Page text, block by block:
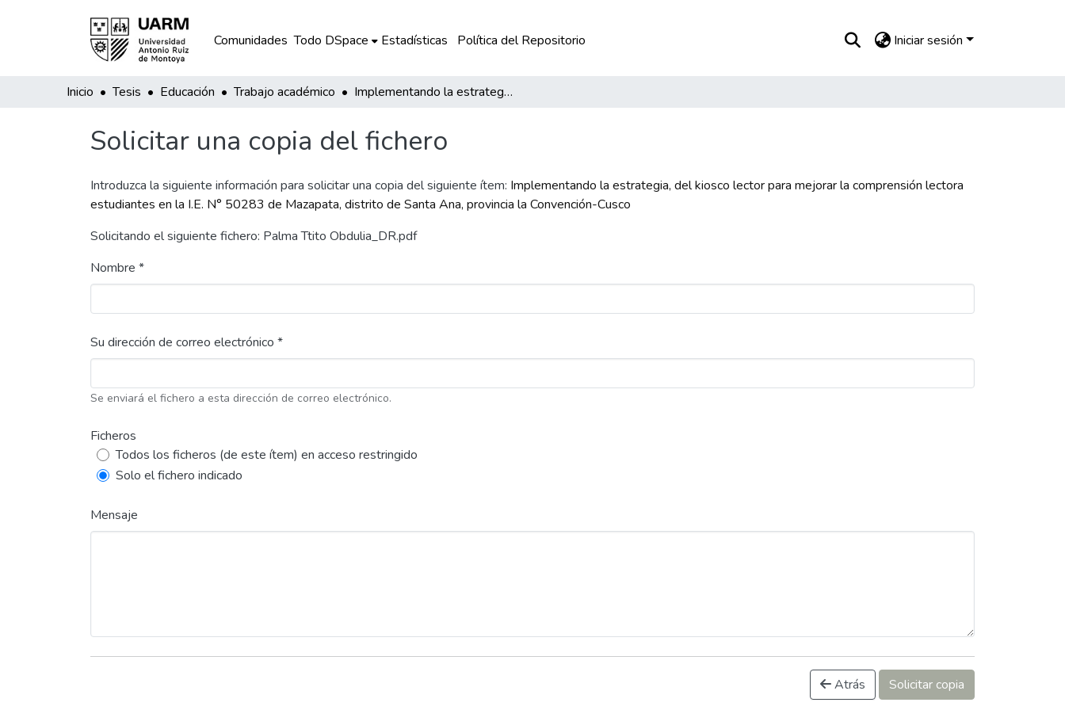
Comunidades Todo DSpace Estadísticas Política del Repositorio Iniciar sesión
Inicio Tesis Educación Trabajo académico Implementando la estrategia, del kiosco lector para mejorar la comprensión lectora estudiantes en la I.E. N° 50283 de Mazapata, distrito de Santa Ana, provincia la Convención-Cusco
Solicitar una copia del fichero
Introduzca la siguiente información para solicitar una copia del siguiente ítem: Implementando la estrategia, del kiosco lector para mejorar la comprensión lectora
estudiantes en la I.E. N° 50283 de Mazapata, distrito de Santa Ana, provincia la Convención-Cusco
Solicitando el siguiente fichero: Palma Ttito Obdulia_DR.pdf
Nombre *
Su dirección de correo electrónico *
Se enviará el fichero a esta dirección de correo electrónico.
Ficheros
Todos los ficheros (de este ítem) en acceso restringido
Solo el fichero indicado
Mensaje
Atrás Solicitar copia